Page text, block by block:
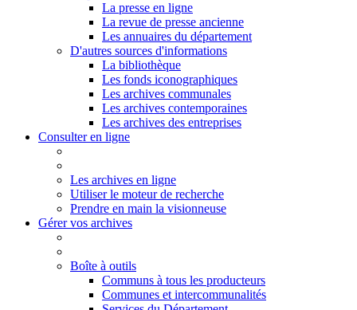
La presse en ligne
La revue de presse ancienne
Les annuaires du département
D'autres sources d'informations
La bibliothèque
Les fonds iconographiques
Les archives communales
Les archives contemporaines
Les archives des entreprises
Consulter en ligne
Les archives en ligne
Utiliser le moteur de recherche
Prendre en main la visionneuse
Gérer vos archives
Boîte à outils
Communs à tous les producteurs
Communes et intercommunalités